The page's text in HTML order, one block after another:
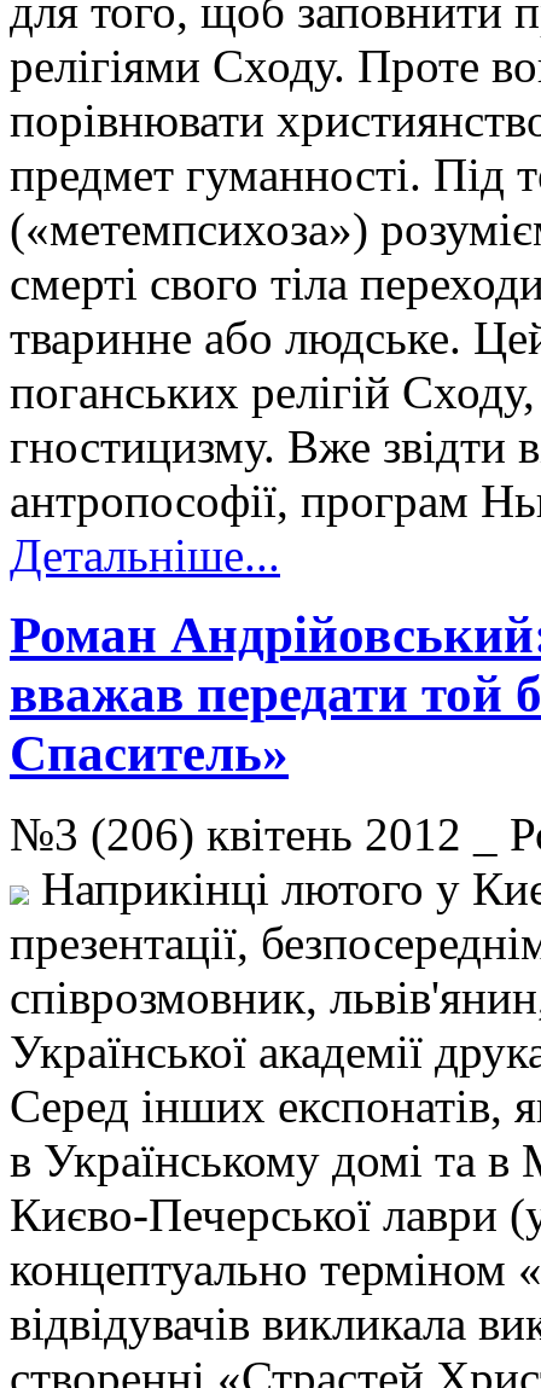
для того, щоб заповнити
релігіями Сходу. Проте
порівнювати
предмет гуманності. Під
(«метемпсихоза»)
смерті свого тіла
тваринне або людське.
поганських релігій
гностицизму. Вже звідти
антропософії, програм
Детальніше...
Роман
вважав передати той
Спаситель»
№3 (206) квітень 2012
Наприкінці лютого у
презентації,
співрозмовник,
Української академії
Серед інших експонатів,
в Українському домі та в
Києво-Печерської лаври
концептуально терміном
відвідувачів викликала